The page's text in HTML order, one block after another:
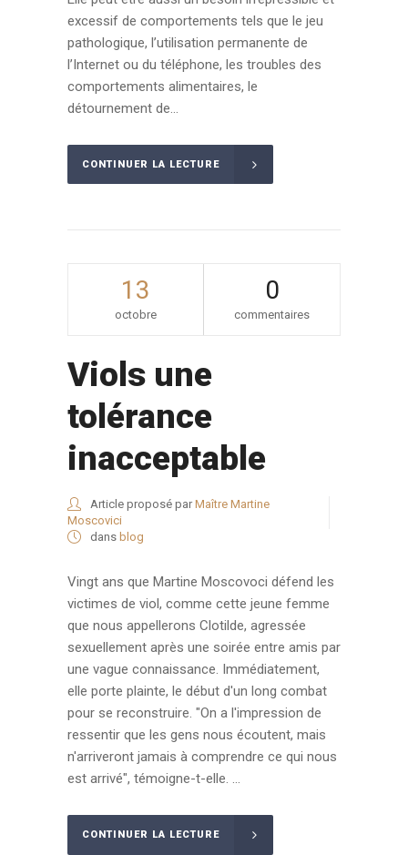
excessif de comportements tels que le jeu
pathologique, l’utilisation permanente de
l’Internet ou du téléphone, les troubles des
comportements alimentaires, le
détournement de...
CONTINUER LA LECTURE
13
octobre
0
commentaires
Viols une
tolérance
inacceptable
Article proposé par Maître Martine
Moscovici
dans blog
Vingt ans que Martine Moscovoci défend les
victimes de viol, comme cette jeune femme
que nous appellerons Clotilde, agressée
sexuellement après une soirée entre amis par
une vague connaissance. Immédiatement,
elle porte plainte, le début d'un long combat
pour se reconstruire. "On a l'impression de
ressentir que les gens nous écoutent, mais
n'arriveront jamais à comprendre ce qui nous
est arrivé", témoigne-t-elle. ...
CONTINUER LA LECTURE